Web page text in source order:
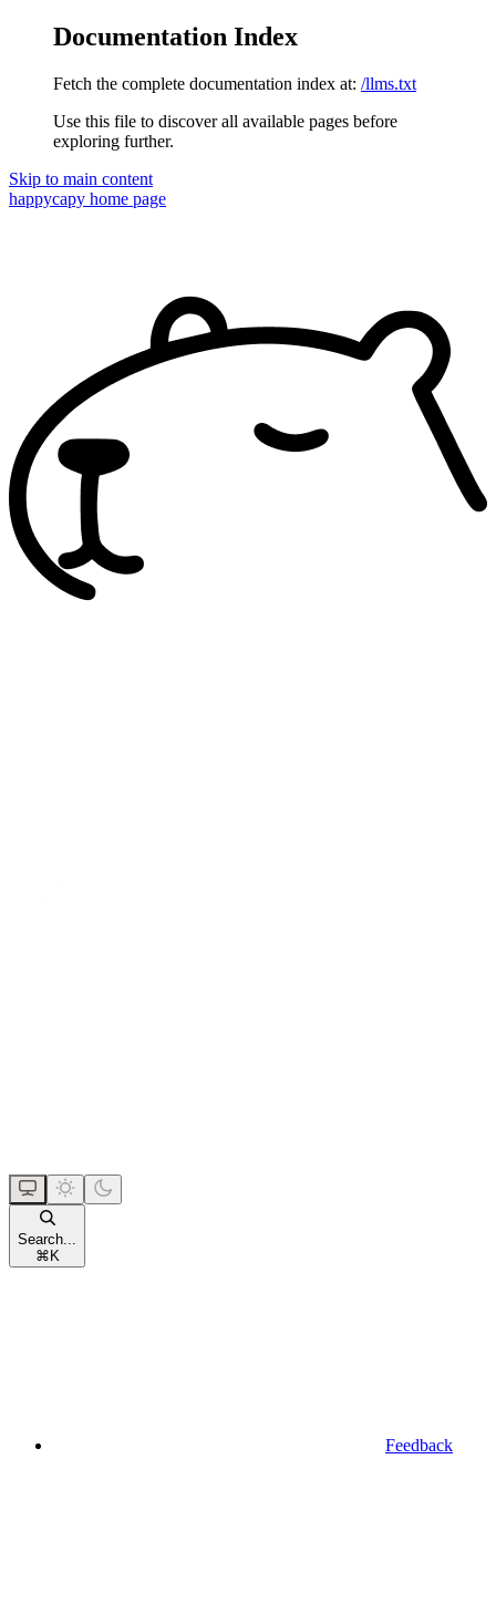
Documentation Index
Fetch the complete documentation index at: /llms.txt
Use this file to discover all available pages before
exploring further.
Skip to main content
happycapy home page
Search...
⌘ K
Feedback